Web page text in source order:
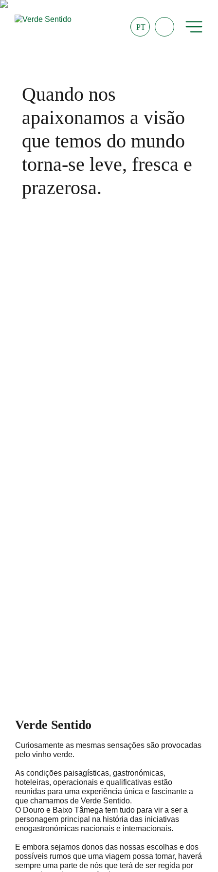
Quando nos
apaixonamos a visão
que temos do mundo
torna-se leve, fresca e
prazerosa.
PT
Verde Sentido
Curiosamente as mesmas sensações são provocadas
pelo vinho verde.
As condições paisagísticas, gastronómicas,
hoteleiras, operacionais e qualificativas estão
reunidas para uma experiência única e fascinante a
que chamamos de Verde Sentido.
O Douro e Baixo Tâmega tem tudo para vir a ser a
personagem principal na história das iniciativas
enogastronómicas nacionais e internacionais.
E embora sejamos donos das nossas escolhas e dos
possíveis rumos que uma viagem possa tomar, haverá
sempre uma parte de nós que terá de ser regida por